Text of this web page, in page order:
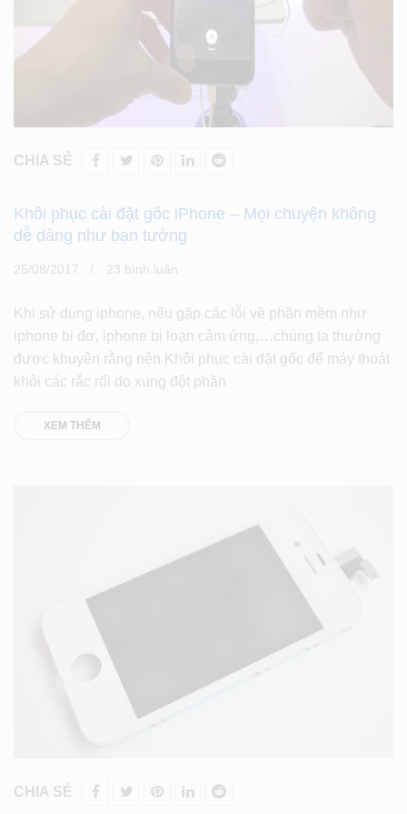
CHIA SẺ
Khôi phục cài đặt gốc iPhone – Mọi chuyện không
dễ dàng như bạn tưởng
25/08/2017 23 bình luân
Khi sử dụng iphone, nếu gặp các lỗi về phần mềm như
iphone bị đơ, iphone bị loạn cảm ứng,…chúng ta thường
được khuyên rằng nên Khôi phục cài đặt gốc để máy thoát
khỏi các rắc rối do xung đột phần
XEM THÊM
CHIA SẺ